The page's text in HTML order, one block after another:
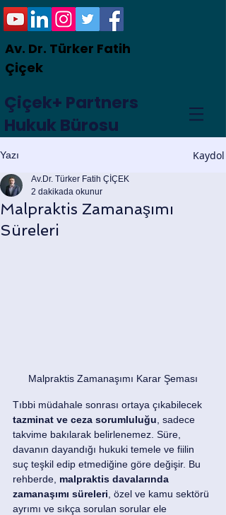
Av. Dr. Türker Fatih
Çiçek
Çiçek+ Partners
Hukuk Bürosu
Yazı Kaydol
Malpraktis Zamanaşımı
Süreleri
Av.Dr. Türker Fatih ÇİÇEK
2 dakikada okunur
Malpraktis Zamanaşımı Karar Şeması
Tıbbi müdahale sonrası ortaya çıkabilecek
tazminat ve ceza sorumluluğu , sadece
takvime bakılarak belirlenemez. Süre,
davanın dayandığı hukuki temele ve fiilin
suç teşkil edip etmediğine göre değişir. Bu
rehberde, malpraktis davalarında
zamanaşımı süreleri , özel ve kamu sektörü
ayrımı ve sıkça sorulan sorular ele